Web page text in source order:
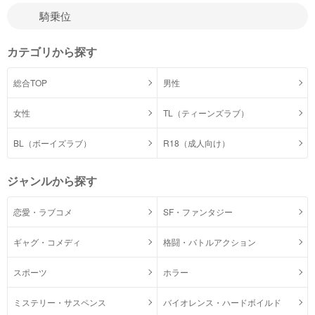
カテゴリから探す
総合TOP 男性
女性 TL（ティーンズラブ）
BL（ボーイズラブ） R18（成人向け）
ジャンルから探す
恋愛・ラブコメ SF・ファンタジー
ギャグ・コメディ 格闘・バトルアクション
スポーツ ホラー
ミステリー・サスペンス バイオレンス・ハードボイルド